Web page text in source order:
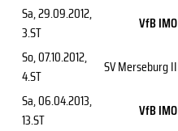
Sa, 29.09.2012,
3.ST
VfB IMO
So, 07.10.2012,
4.ST
SV Merseburg II
Sa, 06.04.2013,
13.ST
VfB IMO